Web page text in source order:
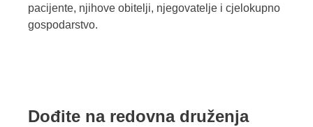
pacijente, njihove obitelji, njegovatelje i cjelokupno
gospodarstvo.
Dođite na redovna druženja